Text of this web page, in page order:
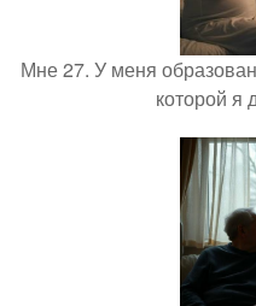
Мне 27. У меня
которой я